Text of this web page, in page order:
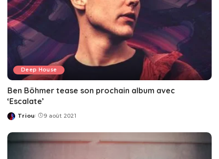
Deep House
Ben Böhmer tease son prochain album avec
‘Escalate’
Posted
Triou 9 août 2021